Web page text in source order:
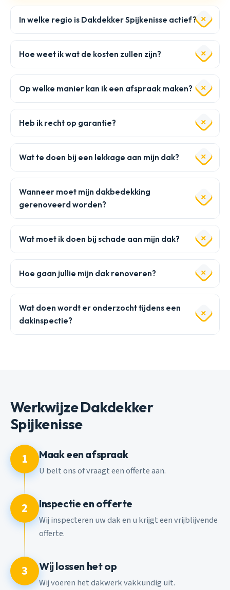
In welke regio is Dakdekker Spijkenisse actief?
Hoe weet ik wat de kosten zullen zijn?
Op welke manier kan ik een afspraak maken?
Heb ik recht op garantie?
Wat te doen bij een lekkage aan mijn dak?
Wanneer moet mijn dakbedekking
gerenoveerd worden?
Wat moet ik doen bij schade aan mijn dak?
Hoe gaan jullie mijn dak renoveren?
Wat doen wordt er onderzocht tijdens een
dakinspectie?
Werkwijze Dakdekker
Spijkenisse
1 Maak een afspraak
U belt ons of vraagt een offerte aan.
2 Inspectie en offerte
Wij inspecteren uw dak en u krijgt een vrijblijvende
offerte.
3 Wij lossen het op
Wij voeren het dakwerk vakkundig uit.